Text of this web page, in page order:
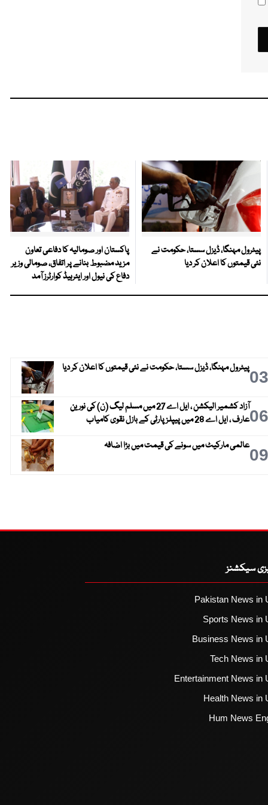
پیٹرول مہنگا، ڈیزل سستا، حکومت نے
نئی قیمتوں کا اعلان کر دیا
پاکستان اور صومالیہ کا دفاعی تعاون
مزید مضبوط بنانے پر اتفاق، صومالی وزیر
دفاع کی نیول اور ایئرہیڈ کوارٹرز آمد
03پیٹرول مہنگا، ڈیزل سستا، حکومت نے نئی قیمتوں کا اعلان کر دیا
06
آزاد کشمیر الیکشن ، ایل اے 27 میں مسلم لیگ (ن) کی نورین
عارف ، ایل اے 28 میں پیپلز پارٹی کے بازل نقوی کامیاب
09عالمی مارکیٹ میں سونے کی قیمت میں بڑا اضافہ
سیکشنز
Pakistan News in
Sports News in
Business News in
Tech News in
Entertainment News in
Health News in
Hum News